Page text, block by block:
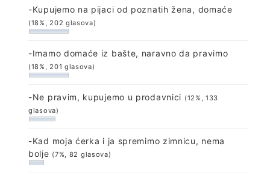
-Kupujemo na pijaci od poznatih žena, domaće
(18%, 202 glasova)
-Imamo domaće iz bašte, naravno da pravimo
(18%, 201 glasova)
-Ne pravim, kupujemo u prodavnici (12%, 133
glasova)
-Kad moja ćerka i ja spremimo zimnicu, nema
bolje (7%, 82 glasova)